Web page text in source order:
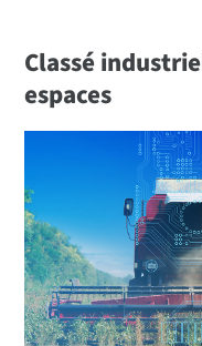
Classé
espaces